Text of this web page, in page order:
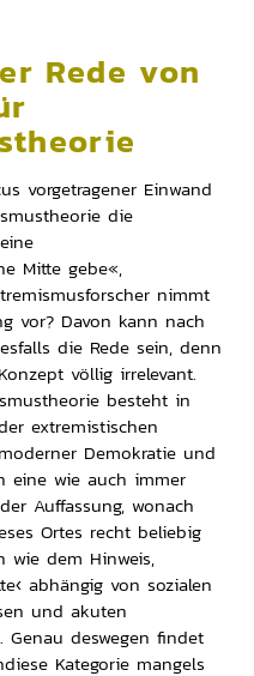
Rede von
vorgetragener Einwand
die
Mitte gebe«,
nimmt
vor? Davon kann nach
die Rede sein, denn
völlig irrelevant.
besteht in
extremistischen
Demokratie und
eine wie auch immer
Auffassung, wonach
Ortes recht beliebig
wie dem Hinweis,
abhängig von sozialen
und akuten
deswegen findet
Kategorie mangels